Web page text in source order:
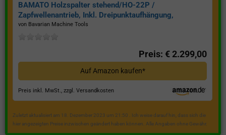
BAMATO Holzspalter stehend/HO-22P /
Zapfwellenantrieb, Inkl. Dreipunktaufhängung,
Spaltkraft 22 Tonnen*
von Bavarian Machine Tools
Preis: € 2.299,00
Auf Amazon kaufen*
Preis inkl. MwSt., zzgl. Versandkosten
Zuletzt aktualisiert am 18. Dezember 2023 um 21:50 . Ich weise darauf hin, dass sich die
hier angezeigten Preise inzwischen geändert haben können. Alle Angaben ohne Gewähr.